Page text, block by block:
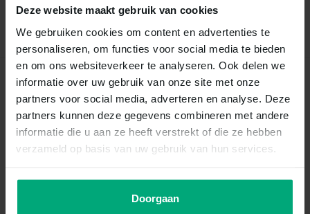
Deze website maakt gebruik van cookies
We gebruiken cookies om content en advertenties te
personaliseren, om functies voor social media te bieden
en om ons websiteverkeer te analyseren. Ook delen we
informatie over uw gebruik van onze site met onze
partners voor social media, adverteren en analyse. Deze
partners kunnen deze gegevens combineren met andere
informatie die u aan ze heeft verstrekt of die ze hebben
verzameld op basis van uw gebruik van hun services.
Doorgaan
Schrijf je eigen review
Recent bekeken